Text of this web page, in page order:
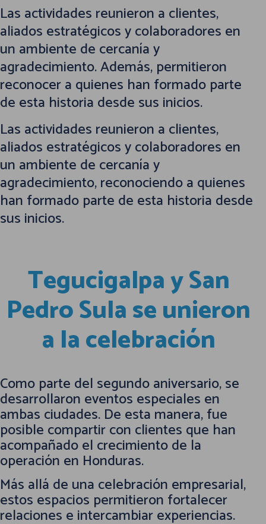
Las actividades reunieron a clientes,
aliados estratégicos y colaboradores en
un ambiente de cercanía y
agradecimiento. Además, permitieron
reconocer a quienes han formado parte
de esta historia desde sus inicios.
Las actividades reunieron a clientes,
aliados estratégicos y colaboradores en
un ambiente de cercanía y
agradecimiento, reconociendo a quienes
han formado parte de esta historia desde
sus inicios.
Tegucigalpa y San
Pedro Sula se unieron
a la celebración
Como parte del segundo aniversario, se
desarrollaron eventos especiales en
ambas ciudades. De esta manera, fue
posible compartir con clientes que han
acompañado el crecimiento de la
operación en Honduras.
Más allá de una celebración empresarial,
estos espacios permitieron fortalecer
relaciones e intercambiar experiencias.